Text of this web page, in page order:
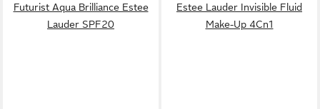
Futurist Aqua Brilliance Estee
Lauder SPF20
Estee Lauder Invisible Fluid
Make-Up 4Cn1